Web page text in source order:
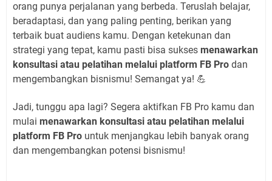
orang punya perjalanan yang berbeda. Teruslah belajar,
beradaptasi, dan yang paling penting, berikan yang
terbaik buat audiens kamu. Dengan ketekunan dan
strategi yang tepat, kamu pasti bisa sukses menawarkan
konsultasi atau pelatihan melalui platform FB Pro dan
mengembangkan bisnismu! Semangat ya! 💪
Jadi, tunggu apa lagi? Segera aktifkan FB Pro kamu dan
mulai menawarkan konsultasi atau pelatihan melalui
platform FB Pro untuk menjangkau lebih banyak orang
dan mengembangkan potensi bisnismu!